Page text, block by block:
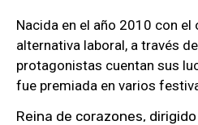
Nacida en el año 2010 con
alternativa laboral, a través
protagonistas cuentan sus
fue premiada en varios
Reina de corazones,